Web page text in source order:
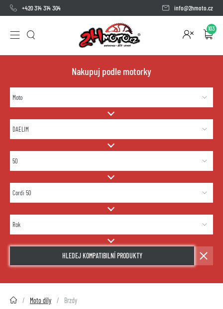
+420 314 314 304 info@2hmoto.cz
103
Nakupuj podle motorky
HLEDEJ KOMPATIBILNÍ PRODUKTY
2HMOTO.cz Moto díly Brzdy